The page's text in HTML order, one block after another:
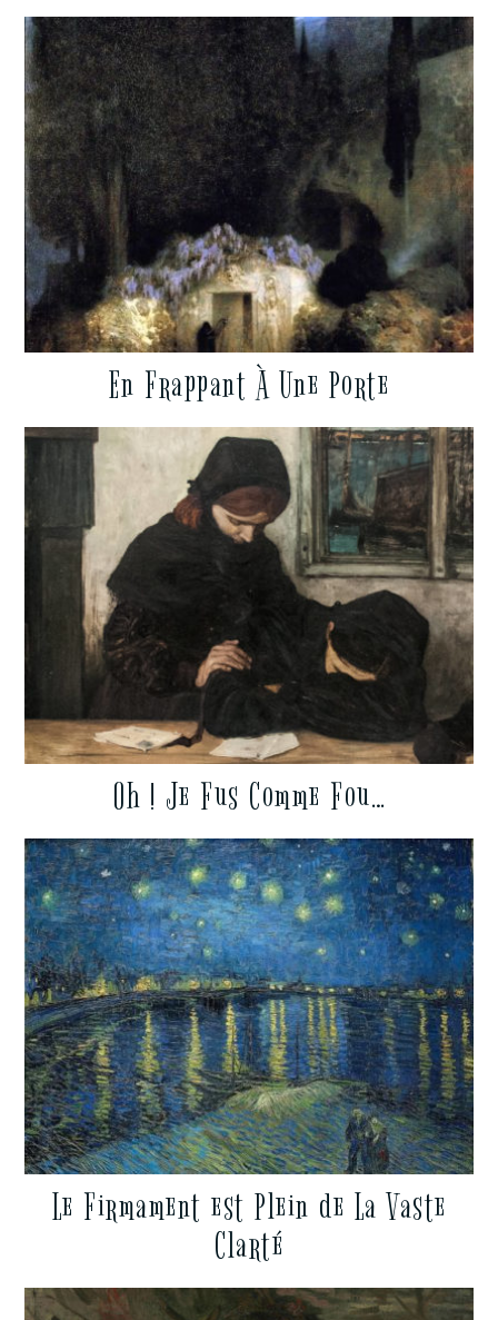
En Frappant À Une Porte
Oh ! Je Fus Comme Fou…
Le Firmament est Plein de La Vaste
Clarté